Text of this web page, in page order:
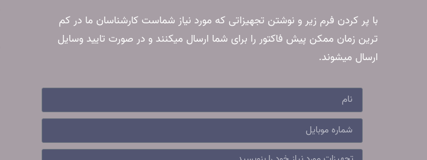
با پر کردن فرم زیر و نوشتن تجهیزاتی که مورد نیاز شماست کارشناسان ما در کم
ترین زمان ممکن پیش فاکتور را برای شما ارسال میکنند و در صورت تایید وسایل
ارسال میشوند.